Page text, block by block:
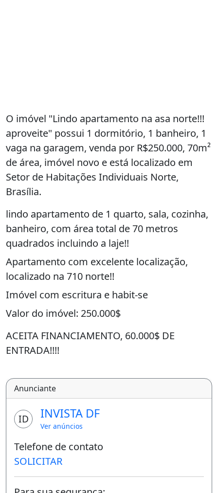
O imóvel "Lindo apartamento na asa norte!!!
aproveite" possui 1 dormitório, 1 banheiro, 1
vaga na garagem, venda por R$250.000, 70m²
de área, imóvel novo e está localizado em
Setor de Habitações Individuais Norte,
Brasília.
lindo apartamento de 1 quarto, sala, cozinha,
banheiro, com área total de 70 metros
quadrados incluindo a laje!!
Apartamento com excelente localização,
localizado na 710 norte!!
Imóvel com escritura e habit-se
Valor do imóvel: 250.000$
ACEITA FINANCIAMENTO, 60.000$ DE
ENTRADA!!!!
CONTATO COM WhatsApp e ligações!!
UTROS IMOVEIS DISPONIVEIS:
Anunciante
ID INVISTA DF
Ver anúncios
Telefone de contato
SOLICITAR